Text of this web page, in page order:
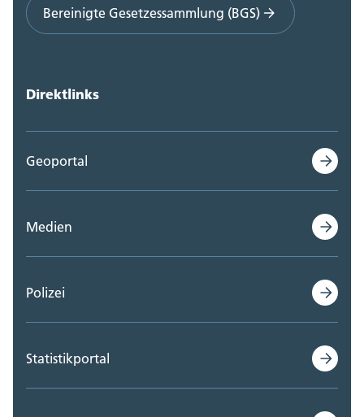
Bereinigte Gesetzessammlung (BGS)
Direktlinks
Geoportal
Medien
Polizei
Statistikportal